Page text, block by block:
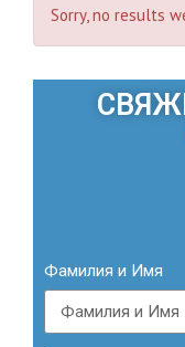
Sorry, no results
Фамилия и Имя